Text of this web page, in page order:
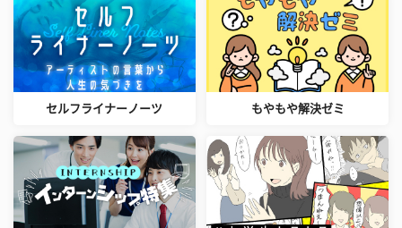
セルフライナーノーツ もやもや解決ゼミ